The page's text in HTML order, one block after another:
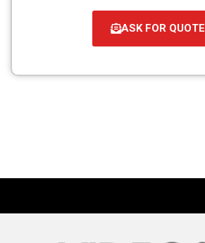
ASK FOR QUOTE